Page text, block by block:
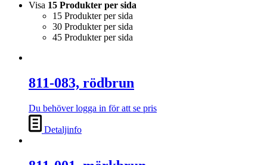
Visa 15 Produkter per sida
15 Produkter per sida
30 Produkter per sida
45 Produkter per sida
811-083, rödbrun
Du behöver logga in för att se pris
Detaljinfo